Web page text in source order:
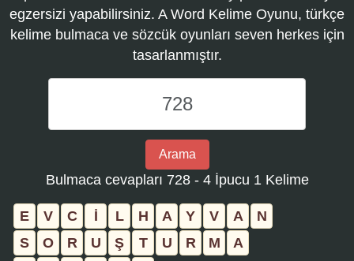
egzersizi yapabilirsiniz. A Word Kelime Oyunu, türkçe
kelime bulmaca ve sözcük oyunları seven herkes için
tasarlanmıştır.
Word
Kelime
Oyunu
bulmaca
numarasını
girin
ve
aramayı
Arama
Bulmaca cevapları 728 - 4 İpucu 1 Kelime
E V C İ L H A Y V A
N
S
O R U Ş T U R M
A